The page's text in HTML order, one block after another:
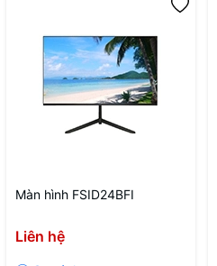
Màn hình FSID24BFI
Liên hệ